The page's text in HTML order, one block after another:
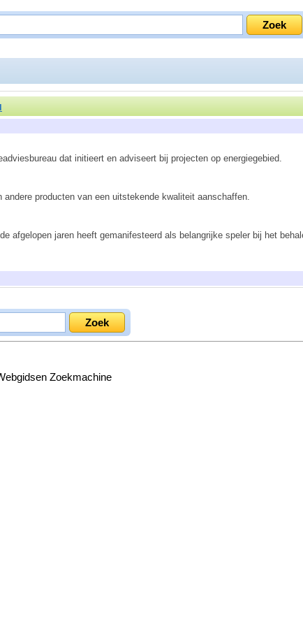
dat initieert en adviseert bij projecten op energiegebied.
producten van een uitstekende kwaliteit aanschaffen.
afgelopen jaren heeft gemanifesteerd als belangrijke speler bij het
Zoekmachine